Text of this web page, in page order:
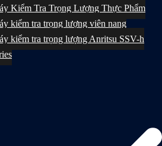
Kiểm Tra Trọng Lượng Thực Phẩm
kiểm tra trọng lượng viên nang
kiểm tra trọng lượng Anritsu SSV-h